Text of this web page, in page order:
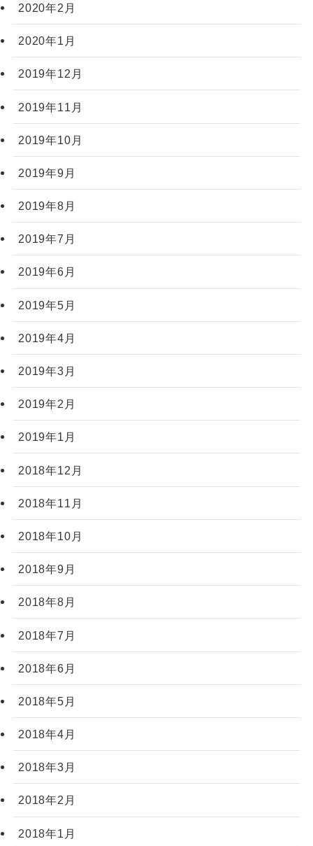
2020年2月
2020年1月
2019年12月
2019年11月
2019年10月
2019年9月
2019年8月
2019年7月
2019年6月
2019年5月
2019年4月
2019年3月
2019年2月
2019年1月
2018年12月
2018年11月
2018年10月
2018年9月
2018年8月
2018年7月
2018年6月
2018年5月
2018年4月
2018年3月
2018年2月
2018年1月